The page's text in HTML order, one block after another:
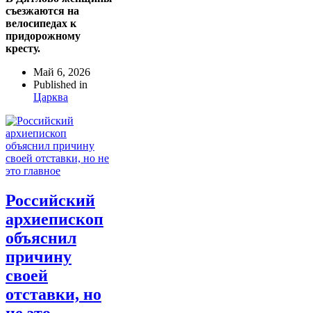
съезжаются на
велосипедах к
придорожному
кресту.
Май 6, 2026
Published in
Царква
Российский
архиепископ
объяснил
причину
своей
отставки, но